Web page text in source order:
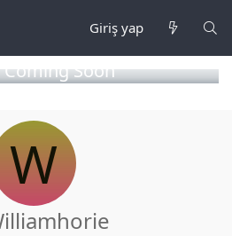
Giriş yap
Soon
W